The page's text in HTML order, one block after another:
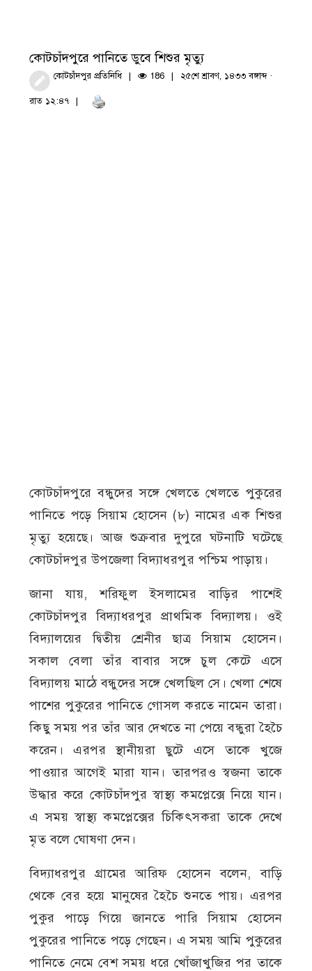
কোটচাঁদপুরে পানিতে ডুবে শিশুর মৃত্যু
কোটচাঁদপুর প্রতিনিধি 186 ২৫শে শ্রাবণ, ১৪৩৩ বঙ্গাব্দ ·
রাত ১২:৪৭
কোটচাঁদপুরে বন্ধুদের সঙ্গে খেলতে খেলতে পুকুরের
পানিতে পড়ে সিয়াম হোসেন (৮) নামের এক শিশুর
মৃত্যু হয়েছে। আজ শুক্রবার দুপুরে ঘটনাটি ঘটেছে
কোটচাঁদপুর উপজেলা বিদ্যাধরপুর পশ্চিম পাড়ায়।
জানা যায়, শরিফুল ইসলামের বাড়ির পাশেই
কোটচাঁদপুর বিদ্যাধরপুর প্রাথমিক বিদ্যালয়। ওই
বিদ্যালয়ের দ্বিতীয় শ্রেনীর ছাত্র সিয়াম হোসেন।
সকাল বেলা তাঁর বাবার সঙ্গে চুল কেটে এসে
বিদ্যালয় মাঠে বন্ধুদের সঙ্গে খেলছিল সে। খেলা শেষে
পাশের পুকুরের পানিতে গোসল করতে নামেন তারা।
কিছু সময় পর তাঁর আর দেখতে না পেয়ে বন্ধুরা হৈচৈ
করেন। এরপর স্থানীয়রা ছুটে এসে তাকে খুজে
পাওয়ার আগেই মারা যান। তারপরও স্বজনা তাকে
উদ্ধার করে কোটচাঁদপুর স্বাস্থ্য কমপ্লেক্সে নিয়ে যান।
এ সময় স্বাস্থ্য কমপ্লেক্সের চিকিৎসকরা তাকে দেখে
মৃত বলে ঘোষণা দেন।
বিদ্যাধরপুর গ্রামের আরিফ হোসেন বলেন, বাড়ি
থেকে বের হয়ে মানুষের হৈচৈ শুনতে পায়। এরপর
পুকুর পাড়ে গিয়ে জানতে পারি সিয়াম হোসেন
পুকুরের পানিতে পড়ে গেছেন। এ সময় আমি পুকুরের
পানিতে নেমে বেশ সময় ধরে খোঁজাখুজির পর তাকে